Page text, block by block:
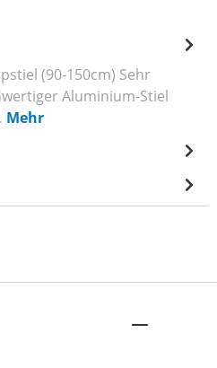
(90-150cm) Sehr
Aluminium-Stiel
Mehr